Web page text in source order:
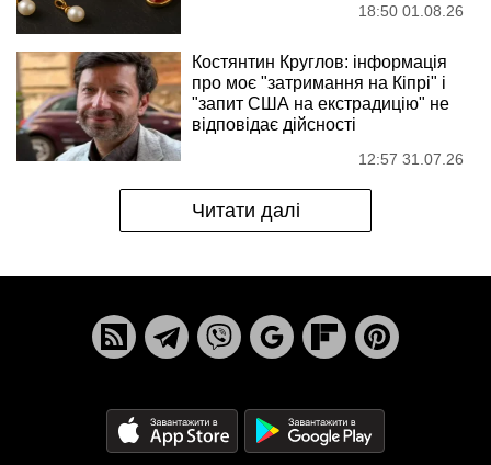
18:50 01.08.26
Костянтин Круглов: інформація
про моє "затримання на Кіпрі" і
"запит США на екстрадицію" не
відповідає дійсності
12:57 31.07.26
Читати далі